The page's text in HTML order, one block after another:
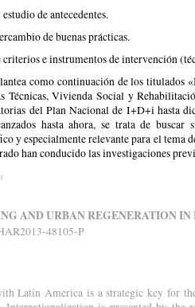
de antecedentes.
de buenas prácticas.
criterios e instrumentos de intervención
como continuación de los titulados
Técnicas, Vivienda Social y
del Plan Nacional de I+D+i hasta
hasta ahora, se trata de
y especialmente relevante para el tema
han conducido las investigaciones
AND URBAN REGENERATION
48105-P
Latin America is a strategic key for